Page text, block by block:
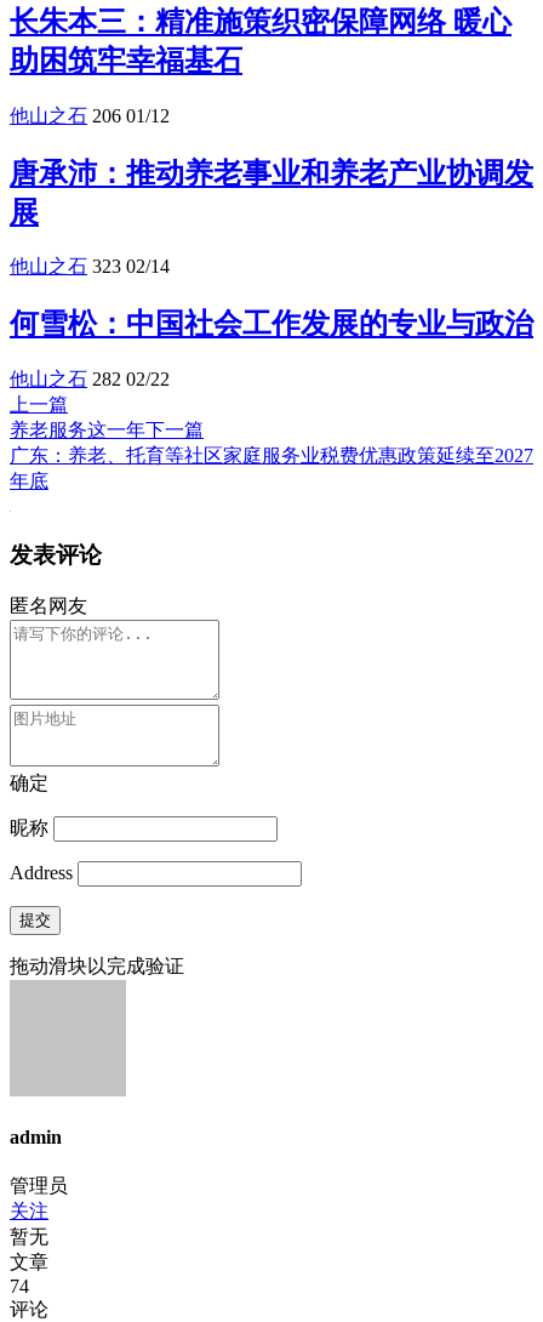
长朱本三：精准施策织密保障网络 暖心
助困筑牢幸福基石
他山之石 206 01/12
唐承沛：推动养老事业和养老产业协调发
展
他山之石 323 02/14
何雪松：中国社会工作发展的专业与政治
他山之石 282 02/22
上一篇
养老服务这一年下一篇
广东：养老、托育等社区家庭服务业税费优惠政策延续至2027
年底
发表评论
匿名网友
确定
昵称
Address
提交
拖动滑块以完成验证
admin
管理员
关注
暂无
文章
74
评论